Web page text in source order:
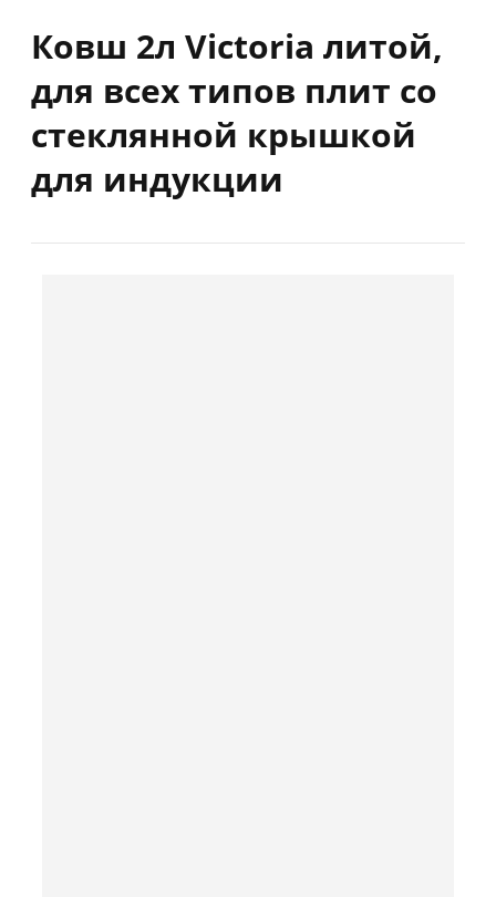
Ковш 2л Victoria литой,
для всех типов плит со
стеклянной крышкой
для индукции